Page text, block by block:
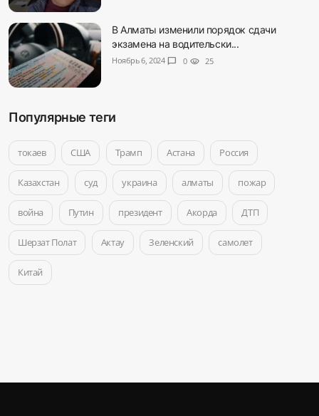
В Алматы изменили порядок сдачи
экзамена на водительски...
Ноябрь 6, 2024 chat_bubble 0 visibility 25
Популярные теги
токаев США Трамп Астана Россия
Казахстан суд украина алматы пожар
война Путин президент Акорда ДТП
Шерзат Полат Актау Зеленский самолет
Китай